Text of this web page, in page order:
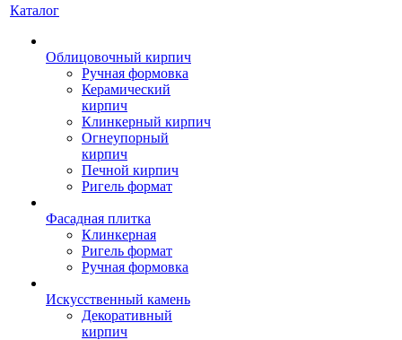
Каталог
Облицовочный кирпич
Ручная формовка
Керамический
кирпич
Клинкерный кирпич
Огнеупорный
кирпич
Печной кирпич
Ригель формат
Фасадная плитка
Клинкерная
Ригель формат
Ручная формовка
Искусственный камень
Декоративный
кирпич